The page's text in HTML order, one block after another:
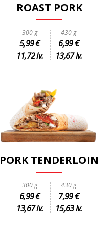
ROAST PORK
300 g
5,99 €
11,72 lv.
430 g
6,99 €
13,67 lv.
PORK TENDERLOIN
300 g
6,99 €
13,67 lv.
430 g
7,99 €
15,63 lv.